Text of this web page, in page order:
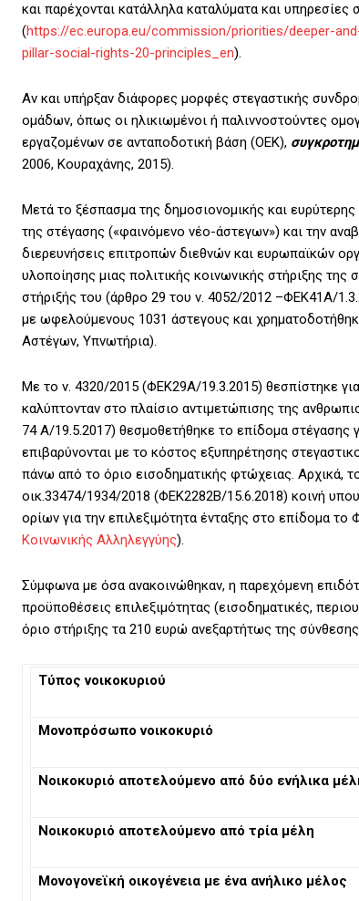
και παρέχονται κατάλληλα καταλύματα και
(https://ec.europa.eu/commission/priorities/deeper-
pillar-social-rights-20-principles_en).
Αν και υπήρξαν διάφορες μορφές στεγαστικής
ομάδων, όπως οι ηλικιωμένοι ή παλιννοστούντες
εργαζομένων σε ανταποδοτική βάση (ΟΕΚ),
2006, Κουραχάνης, 2015).
Μετά το ξέσπασμα της δημοσιονομικής και
της στέγασης («φαινόμενο νέο-άστεγων») και την
διερευνήσεις επιτροπών διεθνών και ευρωπαϊκών
υλοποίησης μιας πολιτικής κοινωνικής στήριξης
στήριξής του (άρθρο 29 του ν. 4052/2012 –ΦΕΚ41Α/
με ωφελούμενους 1031 άστεγους και
Αστέγων, Υπνωτήρια).
Με το ν. 4320/2015 (ΦΕΚ29Α/19.3.2015) θεσπίστηκε
καλύπτονταν στο πλαίσιο αντιμετώπισης της
74 Α/19.5.2017) θεσμοθετήθηκε το επίδομα στέγασης
επιβαρύνονται με το κόστος εξυπηρέτησης
πάνω από το όριο εισοδηματικής φτώχειας. Αρχικά,
οικ.33474/1934/2018 (ΦΕΚ2282Β/15.6.2018) κοινή
ορίων για την επιλεξιμότητα ένταξης στο επίδομα το
Κοινωνικής Αλληλεγγύης).
Σύμφωνα με όσα ανακοινώθηκαν, η παρεχόμενη
προϋποθέσεις επιλεξιμότητας (εισοδηματικές,
όριο στήριξης τα 210 ευρώ ανεξαρτήτως της
Τύπος νοικοκυριού
Μονοπρόσωπο νοικοκυριό
Νοικοκυριό αποτελούμενο από δύο ενήλικα
Νοικοκυριό αποτελούμενο από τρία μέλη
Μονογονεϊκή οικογένεια με ένα ανήλικο μέλος